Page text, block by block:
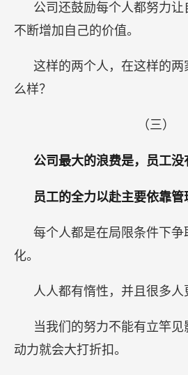
公司还鼓励每个人都努力让
不断增加自己的价值。
这样的两个人，在这样的两
么样？
（三）
公司最大的浪费是，员工没
员工的全力以赴主要依靠管
每个人都是在局限条件下争
化。
人人都有惰性，并且很多人
当我们的努力不能有立竿
动力就会大打折扣。